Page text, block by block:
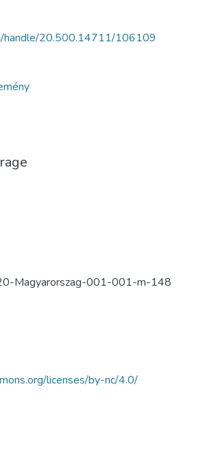
handle/20.500.14711/106109
Magyarorszag-001-001-m-148
licenses/by-nc/4.0/